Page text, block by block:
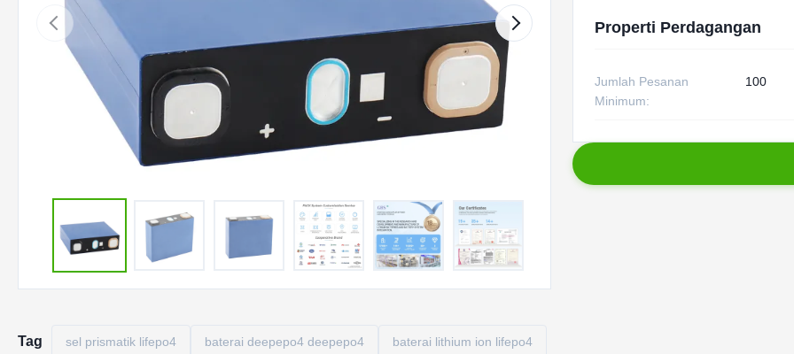
Properti Perdagangan
Jumlah Pesanan
Minimum:
100
Tag sel prismatik lifepo4 baterai deepepo4 deepepo4 baterai lithium ion lifepo4